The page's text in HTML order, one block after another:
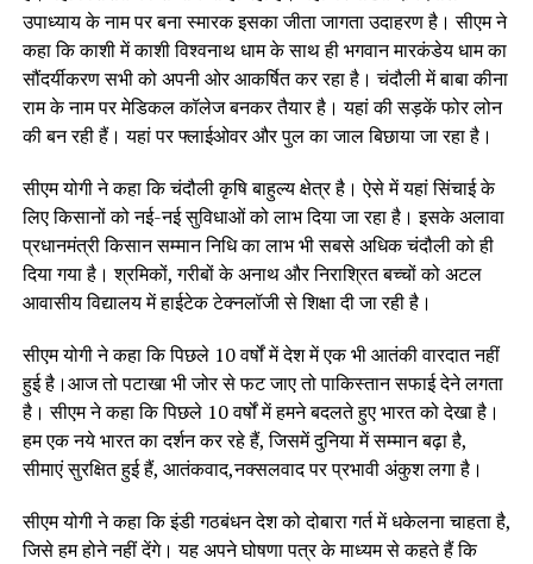
उपाध्याय के नाम पर बना स्मारक इसका जीता जागता उदाहरण है। सीएम ने
कहा कि काशी में काशी विश्वनाथ धाम के साथ ही भगवान मारकंडेय धाम का
सौंदर्यीकरण सभी को अपनी ओर आकर्षित कर रहा है। चंदौली में बाबा कीना
राम के नाम पर मेडिकल कॉलेज बनकर तैयार है। यहां की सड़कें फोर लोन
की बन रही हैं। यहां पर फ्लाईओवर और पुल का जाल बिछाया जा रहा है।
सीएम योगी ने कहा कि चंदौली कृषि बाहुल्य क्षेत्र है। ऐसे में यहां सिंचाई के
लिए किसानों को नई-नई सुविधाओं को लाभ दिया जा रहा है। इसके अलावा
प्रधानमंत्री किसान सम्मान निधि का लाभ भी सबसे अधिक चंदौली को ही
दिया गया है। श्रमिकों, गरीबों के अनाथ और निराश्रित बच्चों को अटल
आवासीय विद्यालय में हाईटेक टेक्नलॉजी से शिक्षा दी जा रही है।
सीएम योगी ने कहा कि पिछले 10 वर्षों में देश में एक भी आतंकी वारदात नहीं
हुई है।आज तो पटाखा भी जोर से फट जाए तो पाकिस्तान सफाई देने लगता
है। सीएम ने कहा कि पिछले 10 वर्षों में हमने बदलते हुए भारत को देखा है।
हम एक नये भारत का दर्शन कर रहे हैं, जिसमें दुनिया में सम्मान बढ़ा है,
सीमाएं सुरक्षित हुई हैं, आतंकवाद,नक्सलवाद पर प्रभावी अंकुश लगा है।
सीएम योगी ने कहा कि इंडी गठबंधन देश को दोबारा गर्त में धकेलना चाहता है,
जिसे हम होने नहीं देंगे। यह अपने घोषणा पत्र के माध्यम से कहते हैं कि